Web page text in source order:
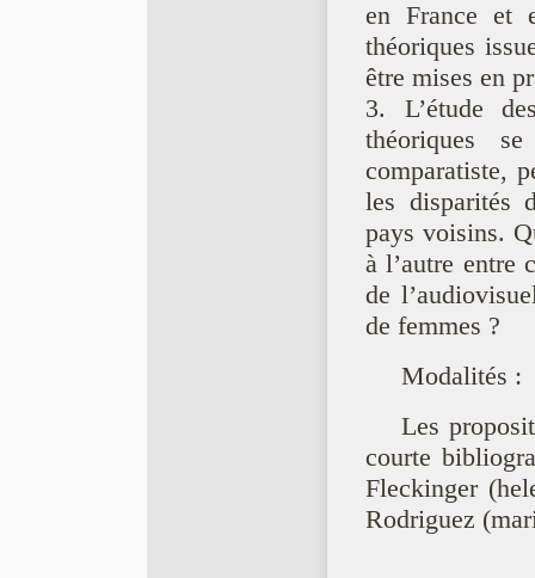
en France et
théoriques
être mises en
3. L’étude
théoriques
comparatiste,
les disparités
pays voisins.
à l’autre entre
de
de femmes ?
Modalités :
Les
courte
Fleckinger
Rodriguez